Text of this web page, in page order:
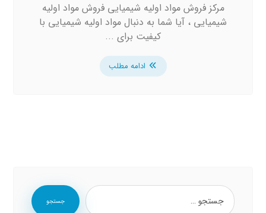
مرکز فروش مواد اولیه شیمیایی فروش مواد اولیه
شیمیایی ، آیا شما به دنبال مواد اولیه شیمیایی با
کیفیت برای ...
ادامه مطلب
جستجو